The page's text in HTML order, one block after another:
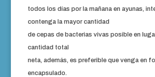
todos los días por la mañana en ayunas,
contenga la mayor cantidad
de cepas de bacterias vivas posible en
cantidad total
neta, además, es preferible que venga en
encapsulado.